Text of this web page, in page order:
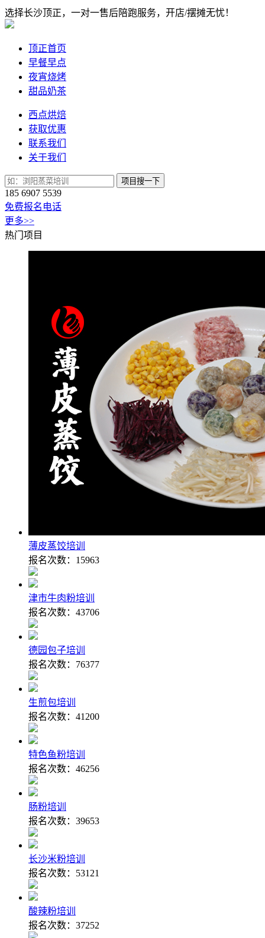
选择长沙顶正，一对一售后陪跑服务，开店/摆摊无忧！
顶正首页
早餐早点
夜宵烧烤
甜品奶茶
西点烘焙
获取优惠
联系我们
关于我们
项目搜一下
185 6907 5539
免费报名电话
更多>>
热门项目
薄皮蒸饺培训
报名次数： 15963
津市牛肉粉培训
报名次数： 43706
德园包子培训
报名次数： 76377
生煎包培训
报名次数： 41200
特色鱼粉培训
报名次数： 46256
肠粉培训
报名次数： 39653
长沙米粉培训
报名次数： 53121
酸辣粉培训
报名次数： 37252